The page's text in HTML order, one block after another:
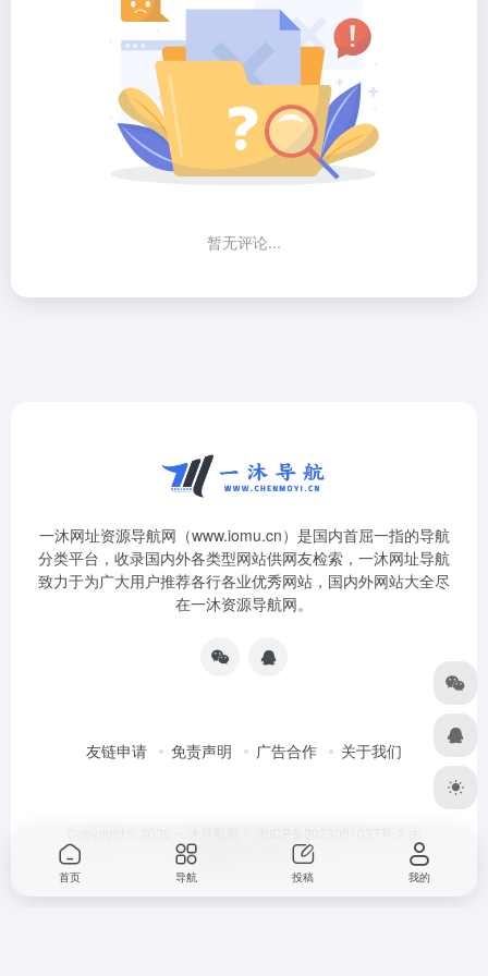
暂无评论...
一沐网址资源导航网（www.iomu.cn）是国内首屈一指的导航
分类平台，收录国内外各类型网站供网友检索，一沐网址导航
致力于为广大用户推荐各行各业优秀网站，国内外网站大全尽
在一沐资源导航网。
友链申请 免责声明 广告合作 关于我们
OneNav 强力驱动
首页 导航 投稿 我的